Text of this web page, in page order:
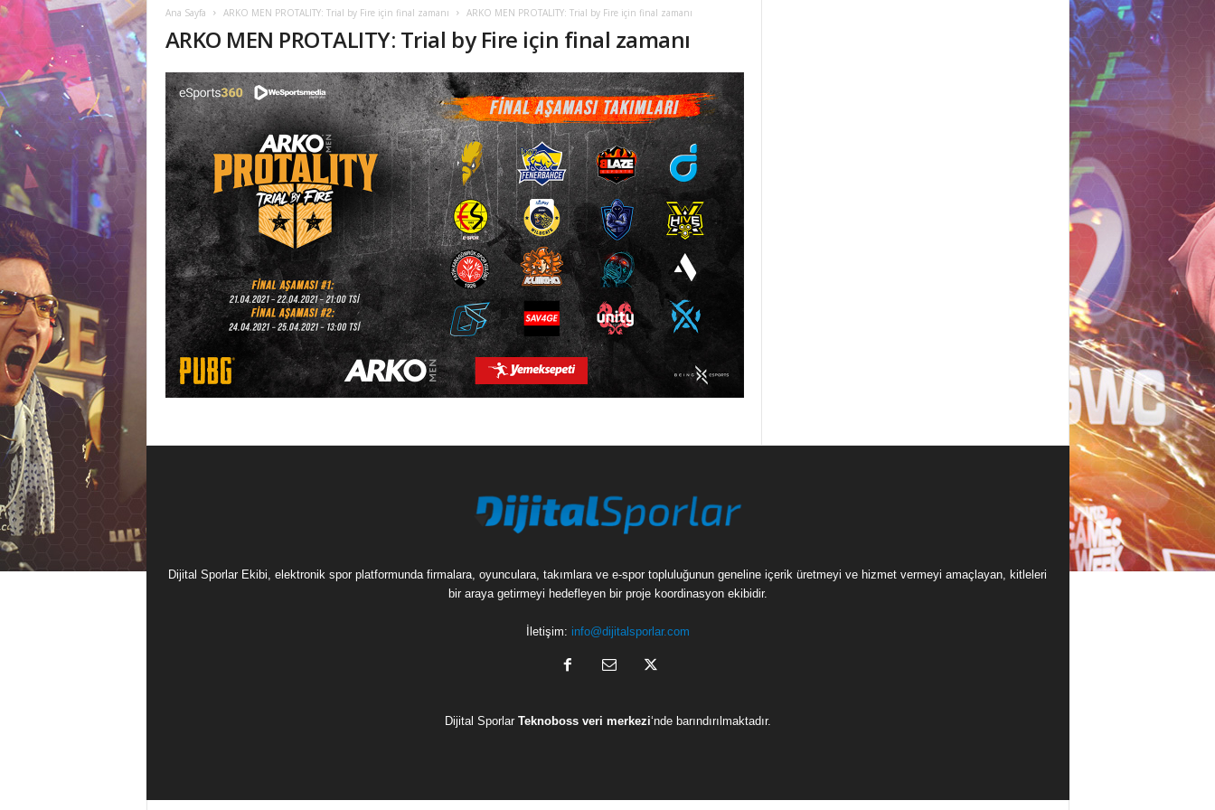
Ana Sayfa ARKO MEN PROTALITY: Trial by Fire için final zamanı ARKO MEN PROTALITY: Trial by Fire için final zamanı
ARKO MEN PROTALITY: Trial by Fire için final zamanı
Dijital Sporlar Ekibi, elektronik spor platformunda firmalara, oyunculara, takımlara ve e-spor topluluğunun geneline içerik üretmeyi ve hizmet vermeyi amaçlayan, kitleleri
bir araya getirmeyi hedefleyen bir proje koordinasyon ekibidir.
İletişim: info@dijitalsporlar.com
Dijital Sporlar Teknoboss veri merkezi‘nde barındırılmaktadır.